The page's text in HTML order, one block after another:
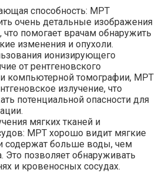
способность: МРТ
очень детальные изображения
что помогает врачам обнаружить
изменения и опухоли.
ионизирующего
от рентгеновского
компьютерной томографии, МРТ
излучение, что
потенциальной опасности для
мягких тканей и
МРТ хорошо видит мягкие
содержат больше воды, чем
Это позволяет обнаруживать
и кровеносных сосудах.